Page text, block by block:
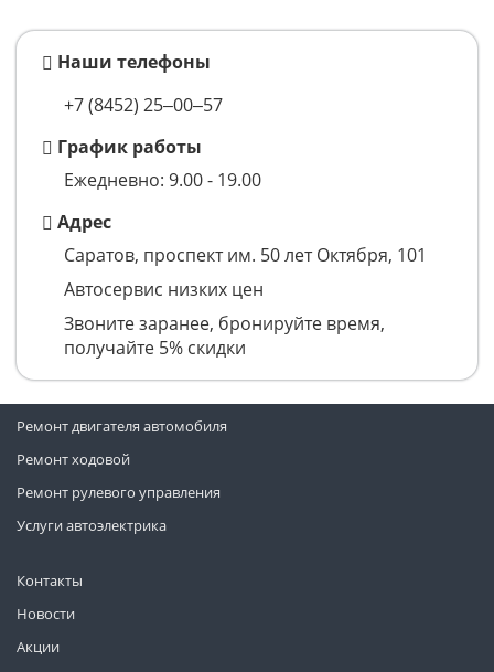
Наши телефоны
+7 (8452) 25‒00‒57
График работы
Ежедневно: 9.00 - 19.00
Адрес
Саратов, ​проспект им. 50 лет Октября, 101
Автосервис низких цен
Звоните заранее, бронируйте время,
получайте 5% скидки
Контакты
Новости
Акции
Ремонт двигателя автомобиля
Ремонт ходовой
Ремонт рулевого управления
Услуги автоэлектрика